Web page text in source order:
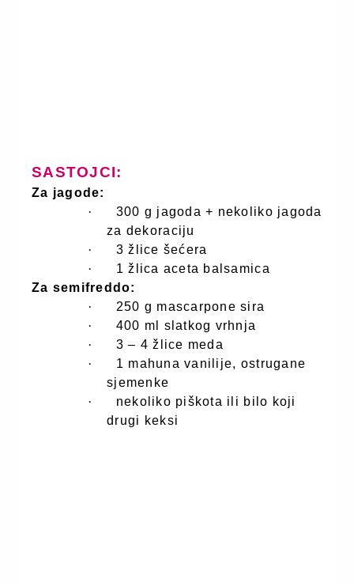
SASTOJCI:
Za jagode:
·
300 g jagoda + nekoliko jagoda
za dekoraciju
·
3 žlice šećera
·
1 žlica aceta balsamica
Za semifreddo:
·
250 g mascarpone sira
·
400 ml slatkog vrhnja
·
3 – 4 žlice meda
·
1 mahuna vanilije, ostrugane
sjemenke
·
nekoliko piškota ili bilo koji
drugi keksi